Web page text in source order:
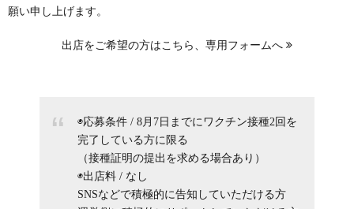
願い申し上げます。
出店をご希望の方はこちら、専用フォームへ
◉応募条件 / 8月7日までにワクチン接種2回を
完了している方に限る
（接種証明の提出を求める場合あり）
◉出店料 / なし
SNSなどで積極的に告知していただける方